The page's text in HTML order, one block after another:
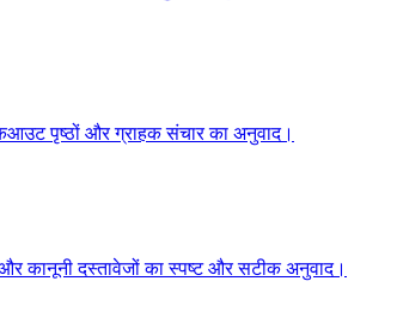
पृष्ठों और ग्राहक संचार का अनुवाद।
और कानूनी दस्तावेजों का स्पष्ट और सटीक अनुवाद।